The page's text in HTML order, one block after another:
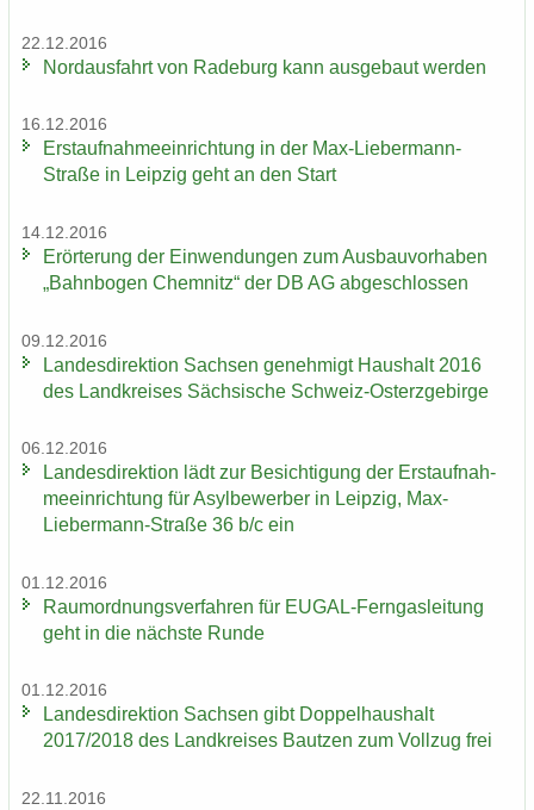
22.12.2016
Nord­aus­fahrt von Ra­de­burg kann aus­ge­baut wer­den
16.12.2016
Erst­auf­nah­me­ein­rich­tung in der Max-​Liebermann-
Straße in Leip­zig geht an den Start
14.12.2016
Er­ör­te­rung der Ein­wen­dun­gen zum Aus­bau­vor­ha­ben
„Bahn­bo­gen Chem­nitz“ der DB AG ab­ge­schlos­sen
09.12.2016
Lan­des­di­rek­ti­on Sach­sen ge­neh­migt Haus­halt 2016
des Land­krei­ses Säch­si­sche Schweiz-​Osterzgebirge
06.12.2016
Lan­des­di­rek­ti­on lädt zur Be­sich­ti­gung der Erst­auf­nah­
me­ein­rich­tung für Asyl­be­wer­ber in Leip­zig, Max-​
Liebermann-Straße 36 b/c ein
01.12.2016
Raum­ord­nungs­ver­fah­ren für EUGAL-​Ferngasleitung
geht in die nächs­te Runde
01.12.2016
Lan­des­di­rek­ti­on Sach­sen gibt Dop­pel­haus­halt
2017/2018 des Land­krei­ses Baut­zen zum Voll­zug frei
22.11.2016